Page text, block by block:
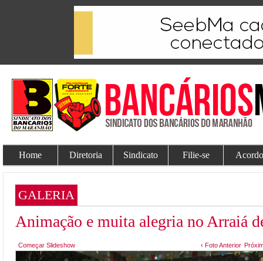
Home Diretoria Sindicato Filie-se
GALERIA
Animação e muita alegria no Arraiá
Começar Slideshow ‹ Foto Anterior